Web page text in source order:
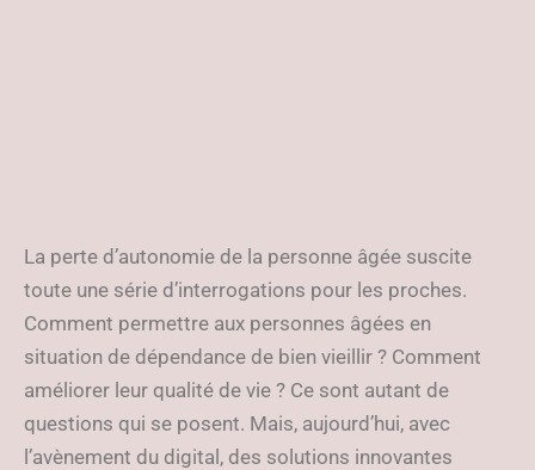
La perte d’autonomie de la personne âgée suscite
toute une série d’interrogations pour les proches.
Comment permettre aux personnes âgées en
situation de dépendance de bien vieillir ? Comment
améliorer leur qualité de vie ? Ce sont autant de
questions qui se posent. Mais, aujourd’hui, avec
l’avènement du digital, des solutions innovantes